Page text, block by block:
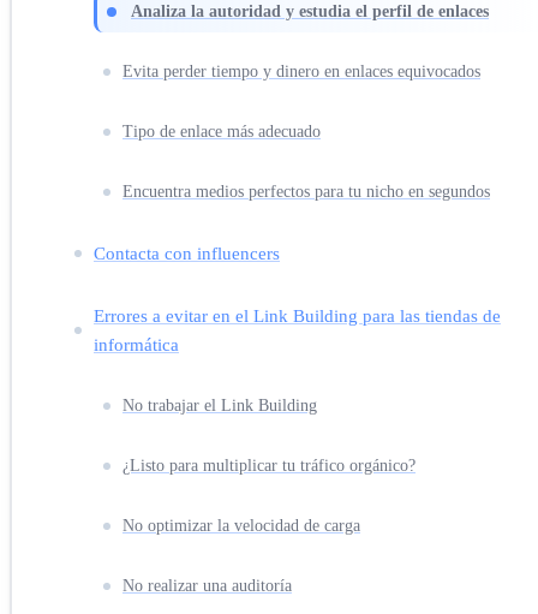
Analiza la autoridad y estudia el perfil de enlaces
Evita perder tiempo y dinero en enlaces equivocados
Tipo de enlace más adecuado
Encuentra medios perfectos para tu nicho en segundos
Contacta con influencers
Errores a evitar en el Link Building para las tiendas de
informática
No trabajar el Link Building
¿Listo para multiplicar tu tráfico orgánico?
No optimizar la velocidad de carga
No realizar una auditoría